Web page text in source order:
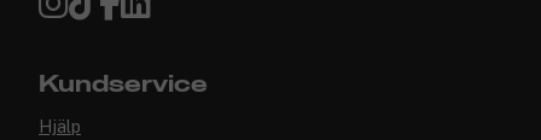
Kundservice
Hjälp